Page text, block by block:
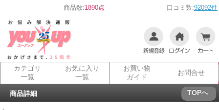
商品数:1890点 口コミ数:92092件
カテゴリ
一覧
お気に入り
一覧
お買い物
ガイド
お問合せ
商品詳細 TOPへ